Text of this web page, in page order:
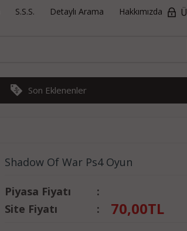
S.S.S. Detaylı Arama Hakkımızda
Son Eklenenler
Shadow Of War Ps4 Oyun
Piyasa Fiyatı
:
Site Fiyatı
: 70,00TL